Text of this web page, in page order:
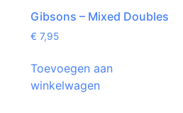
Gibsons – Mixed Doubles
€ 7,95
Toevoegen aan
winkelwagen